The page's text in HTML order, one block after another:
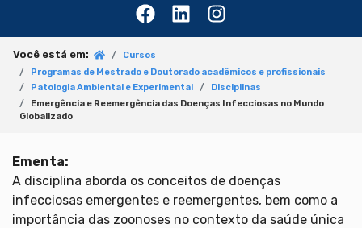
Você está em:
Cursos
Programas de Mestrado e Doutorado acadêmicos e profissionais
Patologia Ambiental e Experimental
Disciplinas
Emergência e Reemergência das Doenças Infecciosas no Mundo
Globalizado
Ementa:
A disciplina aborda os conceitos de doenças
infecciosas emergentes e reemergentes, bem como a
importância das zoonoses no contexto da saúde única